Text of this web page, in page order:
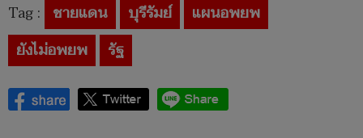
Tag : ชายแดน บุรีรัมย์
แผนอพยพ
ยังไม่อพยพ
รัฐ